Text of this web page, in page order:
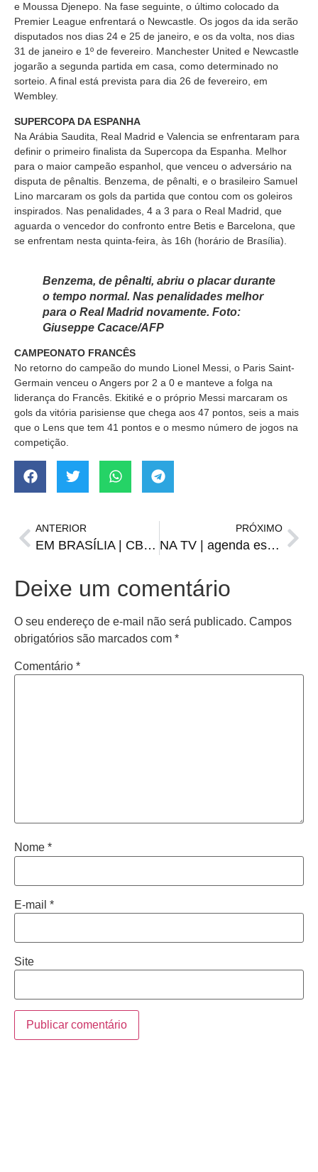
e Moussa Djenepo. Na fase seguinte, o último colocado da
Premier League enfrentará o Newcastle. Os jogos da ida serão
disputados nos dias 24 e 25 de janeiro, e os da volta, nos dias
31 de janeiro e 1º de fevereiro. Manchester United e Newcastle
jogarão a segunda partida em casa, como determinado no
sorteio. A final está prevista para dia 26 de fevereiro, em
Wembley.
SUPERCOPA DA ESPANHA
Na Arábia Saudita, Real Madrid e Valencia se enfrentaram para
definir o primeiro finalista da Supercopa da Espanha. Melhor
para o maior campeão espanhol, que venceu o adversário na
disputa de pênaltis. Benzema, de pênalti, e o brasileiro Samuel
Lino marcaram os gols da partida que contou com os goleiros
inspirados. Nas penalidades, 4 a 3 para o Real Madrid, que
aguarda o vencedor do confronto entre Betis e Barcelona, que
se enfrentam nesta quinta-feira, às 16h (horário de Brasília).
Benzema, de pênalti, abriu o placar durante
o tempo normal. Nas penalidades melhor
para o Real Madrid novamente. Foto:
Giuseppe Cacace/AFP
CAMPEONATO FRANCÊS
No retorno do campeão do mundo Lionel Messi, o Paris Saint-
Germain venceu o Angers por 2 a 0 e manteve a folga na
liderança do Francês. Ekitiké e o próprio Messi marcaram os
gols da vitória parisiense que chega aos 47 pontos, seis a mais
que o Lens que tem 41 pontos e o mesmo número de jogos na
competição.
ANTERIOR
EM BRASÍLIA | CBF confirma final da Supercopa no Mané Garrincha
PRÓXIMO
NA TV | agenda esportiva de quinta-feira, 12
Deixe um comentário
O seu endereço de e-mail não será publicado. Campos
obrigatórios são marcados com *
Comentário *
Nome *
E-mail *
Site